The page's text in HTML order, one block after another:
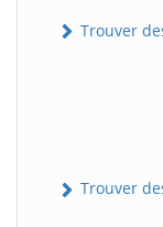
Trouver
Trouver